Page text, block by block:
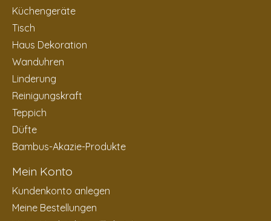
Küchengeräte
Tisch
Haus Dekoration
Wanduhren
Linderung
Reinigungskraft
Teppich
Düfte
Bambus-Akazie-Produkte
Mein Konto
Kundenkonto anlegen
Meine Bestellungen